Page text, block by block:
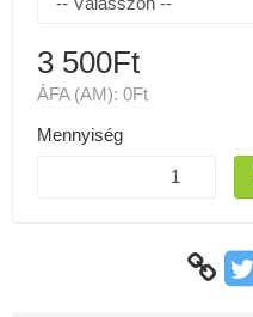
3 500Ft
ÁFA (AM): 0Ft
Mennyiség